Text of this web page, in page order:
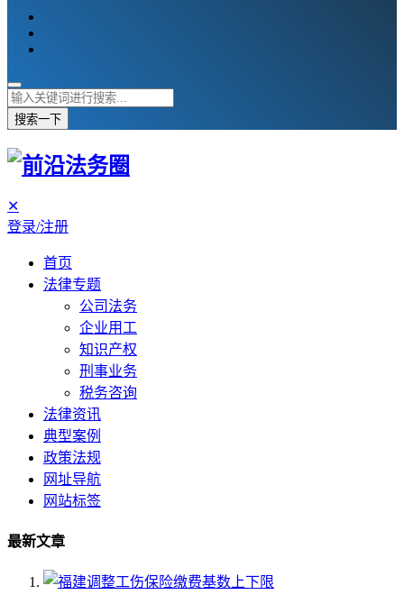
搜索一下
✕
登录/注册
首页
法律专题
公司法务
企业用工
知识产权
刑事业务
税务咨询
法律资讯
典型案例
政策法规
网址导航
网站标签
最新文章